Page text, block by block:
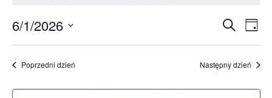
po
SzukajDzień
6/1/2026
datę.
Poprzedni dzień Następny dzień